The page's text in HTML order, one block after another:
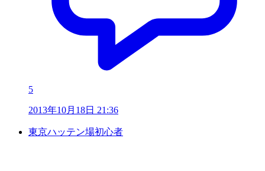
5
2013年10月18日 21:36
東京ハッテン場初心者